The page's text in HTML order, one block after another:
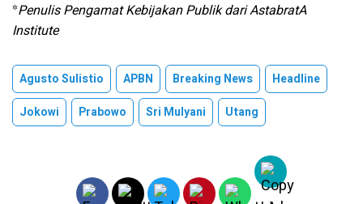
*Penulis Pengamat Kebijakan Publik dari AstabratA
Institute
Agusto Sulistio APBN Breaking News
Headline
Jokowi
Prabowo Sri Mulyani Utang